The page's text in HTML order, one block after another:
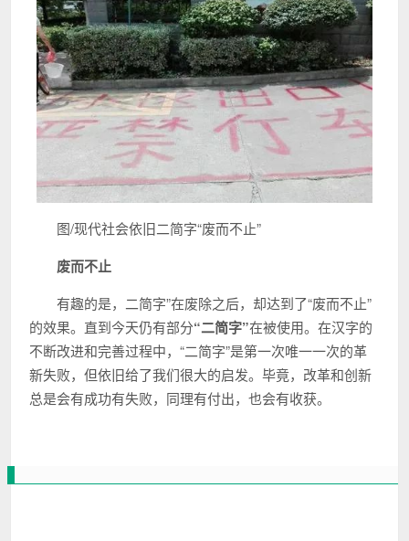
图/现代社会依旧二简字“废而不止”
废而不止
有趣的是，二简字”在废除之后，却达到了“废而不止”
的效果。直到今天仍有部分“二简字”在被使用。在汉字的
不断改进和完善过程中，“二简字”是第一次唯一一次的革
新失败，但依旧给了我们很大的启发。毕竟，改革和创新
总是会有成功有失败，同理有付出，也会有收获。